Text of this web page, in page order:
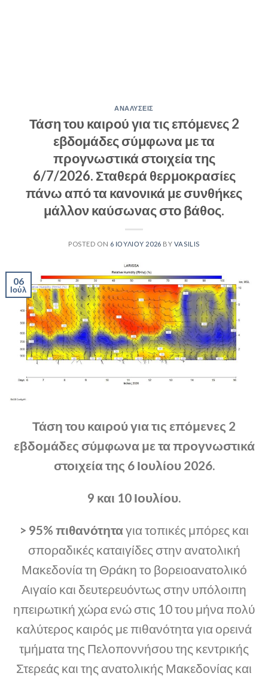
ΑΝΑΛΥΣΕΙΣ
Τάση του καιρού για τις επόμενες 2
εβδομάδες σύμφωνα με τα
προγνωστικά στοιχεία της
6/7/2026. Σταθερά θερμοκρασίες
πάνω από τα κανονικά με συνθήκες
μάλλον καύσωνας στο βάθος.
POSTED ON 6 ΙΟΥΛΊΟΥ 2026 BY VASILIS
06
Ιούλ
Τάση του καιρού για τις επόμενες 2
εβδομάδες σύμφωνα με τα προγνωστικά
στοιχεία της 6 Ιουλίου 2026.
9 και 10 Ιουλίου.
> 95% πιθανότηταγια τοπικές μπόρες και
σποραδικές καταιγίδες στην ανατολική
Μακεδονία τη Θράκη το βορειοανατολικό
Αιγαίο και δευτερευόντως στην υπόλοιπη
ηπειρωτική χώρα ενώ στις 10 του μήνα πολύ
καλύτερος καιρός με πιθανότητα για ορεινά
τμήματα της Πελοποννήσου της κεντρικής
Στερεάς και της ανατολικής Μακεδονίας και